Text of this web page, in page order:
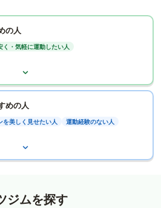
の人
く・気軽に運動したい人
めの人
を美しく見せたい人 運動経験のない人
ジムを探す